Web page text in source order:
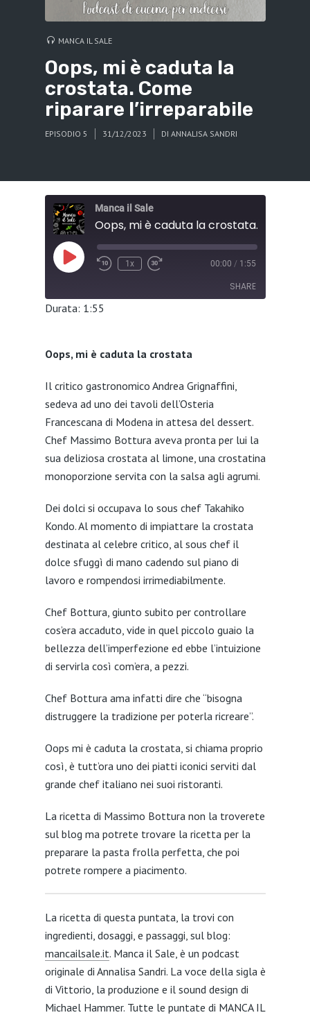
MANCA IL SALE
Oops, mi è caduta la
crostata. Come
riparare l’irreparabile
EPISODIO 5 31/12/2023 DI ANNALISA SANDRI
Manca il Sale
Play
Episode
1x 00:00 / 1:55
SHARE
LINK
EMBED
Durata: 1:55
Oops, mi è caduta la crostata
Il critico gastronomico Andrea Grignaffini,
sedeva ad uno dei tavoli dell’Osteria
Francescana di Modena in attesa del dessert.
Chef Massimo Bottura aveva pronta per lui la
sua deliziosa crostata al limone, una crostatina
monoporzione servita con la salsa agli agrumi.
Dei dolci si occupava lo sous chef Takahiko
Kondo. Al momento di impiattare la crostata
destinata al celebre critico, al sous chef il
dolce sfuggì di mano cadendo sul piano di
lavoro e rompendosi irrimediabilmente.
Chef Bottura, giunto subito per controllare
cos’era accaduto, vide in quel piccolo guaio la
bellezza dell’imperfezione ed ebbe l’intuizione
di servirla così com’era, a pezzi.
Chef Bottura ama infatti dire che “bisogna
distruggere la tradizione per poterla ricreare”.
Oops mi è caduta la crostata, si chiama proprio
così, è tutt’ora uno dei piatti iconici serviti dal
grande chef italiano nei suoi ristoranti.
La ricetta di Massimo Bottura non la troverete
sul blog ma potrete trovare la ricetta per la
preparare la pasta frolla perfetta, che poi
potrete rompere a piacimento.
La ricetta di questa puntata, la trovi con
ingredienti, dosaggi, e passaggi, sul blog:
mancailsale.it. Manca il Sale, è un podcast
originale di Annalisa Sandri. La voce della sigla è
di Vittorio, la produzione e il sound design di
Michael Hammer. Tutte le puntate di MANCA IL